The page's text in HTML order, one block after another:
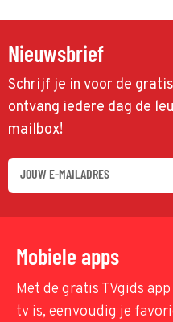
Nieuwsbrief
Schrijf je in voor de
ontvang iedere dag de
mailbox!
Mobiele apps
Met de gratis TVgids
tv is, eenvoudig je